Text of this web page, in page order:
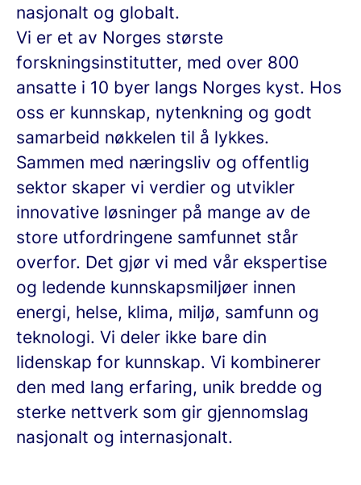
nasjonalt og globalt.
Vi er et av Norges største
forskningsinstitutter, med over 800
ansatte i 10 byer langs Norges kyst. Hos
oss er kunnskap, nytenkning og godt
samarbeid nøkkelen til å lykkes.
Sammen med næringsliv og offentlig
sektor skaper vi verdier og utvikler
innovative løsninger på mange av de
store utfordringene samfunnet står
overfor. Det gjør vi med vår ekspertise
og ledende kunnskapsmiljøer innen
energi, helse, klima, miljø, samfunn og
teknologi. Vi deler ikke bare din
lidenskap for kunnskap. Vi kombinerer
den med lang erfaring, unik bredde og
sterke nettverk som gir gjennomslag
nasjonalt og internasjonalt.